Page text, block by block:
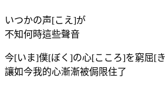
いつかの声[こえ]が
不知何時這些聲音
今[いま]僕[ぼく]の心[こころ]を窮屈[
讓如今我的心漸漸被侷限住了